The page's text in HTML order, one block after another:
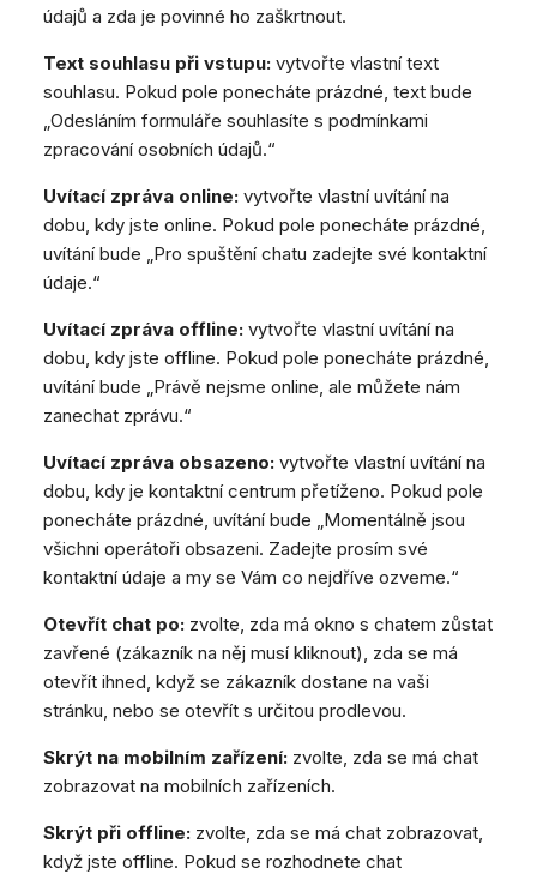
údajů a zda je povinné ho zaškrtnout.
Text souhlasu při vstupu: vytvořte vlastní text
souhlasu. Pokud pole ponecháte prázdné, text bude
„Odesláním formuláře souhlasíte s podmínkami
zpracování osobních údajů.“
Uvítací zpráva online: vytvořte vlastní uvítání na
dobu, kdy jste online. Pokud pole ponecháte prázdné,
uvítání bude „Pro spuštění chatu zadejte své kontaktní
údaje.“
Uvítací zpráva offline: vytvořte vlastní uvítání na
dobu, kdy jste offline. Pokud pole ponecháte prázdné,
uvítání bude „Právě nejsme online, ale můžete nám
zanechat zprávu.“
Uvítací zpráva obsazeno: vytvořte vlastní uvítání na
dobu, kdy je kontaktní centrum přetíženo. Pokud pole
ponecháte prázdné, uvítání bude „Momentálně jsou
všichni operátoři obsazeni. Zadejte prosím své
kontaktní údaje a my se Vám co nejdříve ozveme.“
Otevřít chat po: zvolte, zda má okno s chatem zůstat
zavřené (zákazník na něj musí kliknout), zda se má
otevřít ihned, když se zákazník dostane na vaši
stránku, nebo se otevřít s určitou prodlevou.
Skrýt na mobilním zařízení: zvolte, zda se má chat
zobrazovat na mobilních zařízeních.
Skrýt při offline: zvolte, zda se má chat zobrazovat,
když jste offline. Pokud se rozhodnete chat